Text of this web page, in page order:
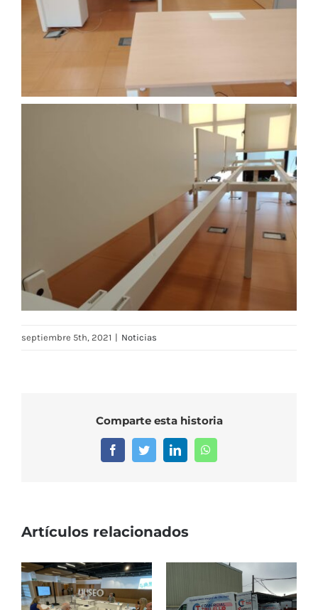
septiembre 5th, 2021 | Noticias
Comparte esta historia
FacebookTwitterLinkedIn
Artículos relacionados